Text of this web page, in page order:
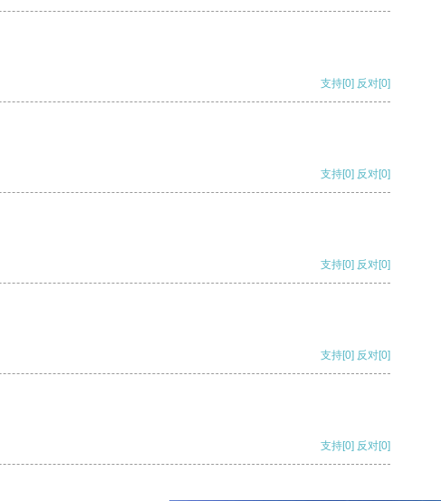
支持[0] 反对[0]
支持[0] 反对[0]
支持[0] 反对[0]
支持[0] 反对[0]
支持[0] 反对[0]